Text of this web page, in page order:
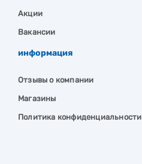
Акции
Вакансии
информация
Отзывы о компании
Магазины
Политика конфиденциальности